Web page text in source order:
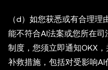
（d）如您获悉或有合理
能不符合AI法案或您所在
制度，您须立即通知OKX
补救措施，包括对受影响AI